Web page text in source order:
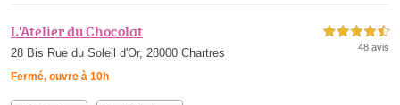
L'Atelier du Chocolat
28 Bis Rue du Soleil d'Or, 28000 Chartres
Fermé, ouvre à 10h
4,5 étoiles sur 5
48 avis